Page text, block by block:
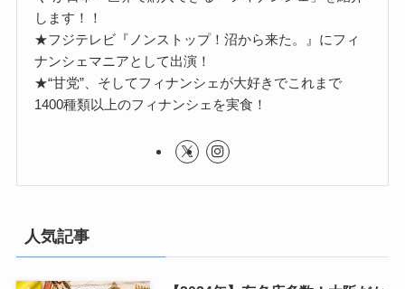
します！！
★フジテレビ『ノンストップ！沼から来た。』にフィ
ナンシェマニアとして出演！
★“甘党”、そしてフィナンシェが大好きでこれまで
1400種類以上のフィナンシェを実食！
人気記事